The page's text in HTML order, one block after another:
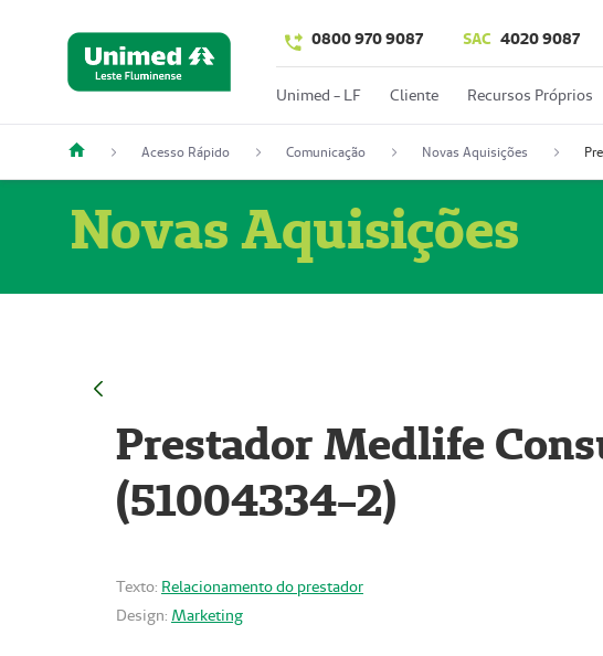
0800 970 9087 SAC 4020 9087
Unimed - LF Cliente Recursos Próprios
Acesso Rápido Comunicação Novas Aquisições
Novas Aquisições
Prestador Medlife
(51004334-2)
Texto: Relacionamento do prestador
Design: Marketing